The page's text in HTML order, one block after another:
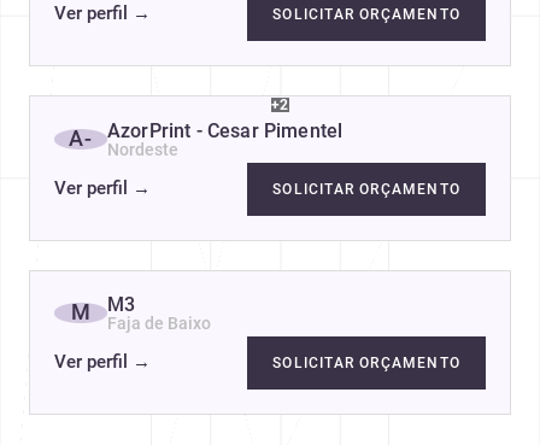
Ver perfil → SOLICITAR ORÇAMENTO
+2
A- AzorPrint - Cesar Pimentel
Nordeste
Ver perfil → SOLICITAR ORÇAMENTO
M M3
Faja de Baixo
Ver perfil → SOLICITAR ORÇAMENTO